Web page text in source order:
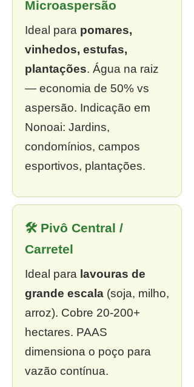
Microaspersão
Ideal para pomares,
vinhedos, estufas,
plantações. Água na raiz
— economia de 50% vs
aspersão. Indicação em
Nonoai: Jardins,
condomínios, campos
esportivos, plantações.
🛠 Pivô Central /
Carretel
Ideal para lavouras de
grande escala (soja, milho,
arroz). Cobre 20-200+
hectares. PAAS
dimensiona o poço para
vazão contínua.